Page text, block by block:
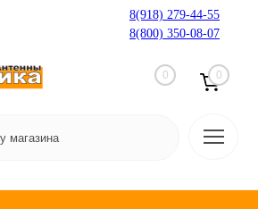
8(918) 279-44-55
8(800) 350-08-07
0 0